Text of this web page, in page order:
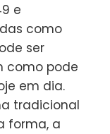
e
como
ser
como pode
em dia.
tradicional
forma, a